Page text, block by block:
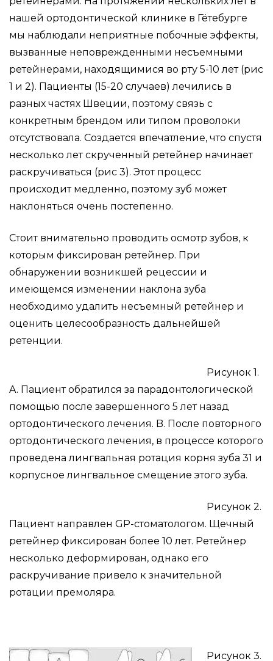
нашей ортодонтической клинике в Гётебурге
мы наблюдали неприятные побочные эффекты,
вызванные неповрежденными несъемными
ретейнерами, находящимися во рту 5-10 лет (рис
1 и 2). Пациенты (15-20 случаев) лечились в
разных частях Швеции, поэтому связь с
конкретным брендом или типом проволоки
отсутствовала. Создается впечатление, что спустя
несколько лет скрученный ретейнер начинает
раскручиваться (рис 3). Этот процесс
происходит медленно, поэтому зуб может
наклоняться очень постепенно.
Стоит внимательно проводить осмотр зубов, к
которым фиксирован ретейнер. При
обнаружении возникшей рецессии и
имеющемся изменении наклона зуба
необходимо удалить несъемный ретейнер и
оценить целесообразность дальнейшей
ретенции.
Рисунок 1.
A. Пациент обратился за парадонтологической
помощью после завершенного 5 лет назад
ортодонтического лечения. B. После повторного
ортодонтического лечения, в процессе которого
проведена лингвальная ротация корня зуба 31 и
корпусное лингвальное смещение этого зуба.
Рисунок 2.
Пациент направлен GP-стоматологом. Щечный
ретейнер фиксирован более 10 лет. Ретейнер
несколько деформирован, однако его
раскручивание привело к значительной
ротации премоляра.
Рисунок 3.